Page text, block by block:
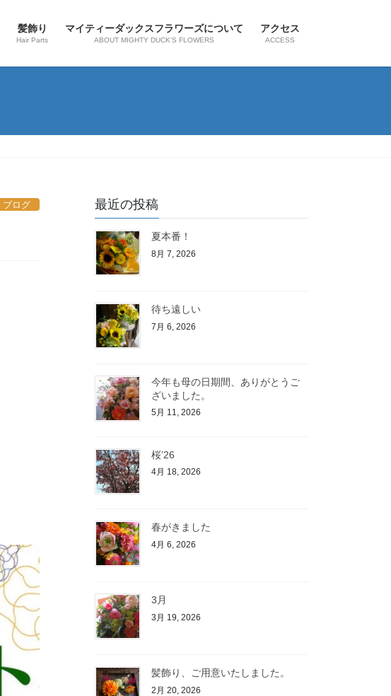
髪飾り
Hair Parts
マイティーダックスフラワーズについて
ABOUT MIGHTY DUCK’S FLOWERS
アクセス
ACCESS
ブログ 最近の投稿
夏本番！
8月 7, 2026
待ち遠しい
7月 6, 2026
今年も母の日期間、ありがとうご
ざいました。
5月 11, 2026
桜’26
4月 18, 2026
春がきました
4月 6, 2026
3月
3月 19, 2026
髪飾り、ご用意いたしました。
2月 20, 2026